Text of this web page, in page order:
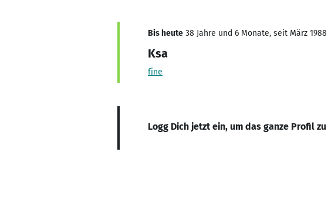
Bis heute 38 Jahre und 6 Monate, seit März 1988
Ksa
fjne
Logg Dich jetzt ein, um das ganze Profil